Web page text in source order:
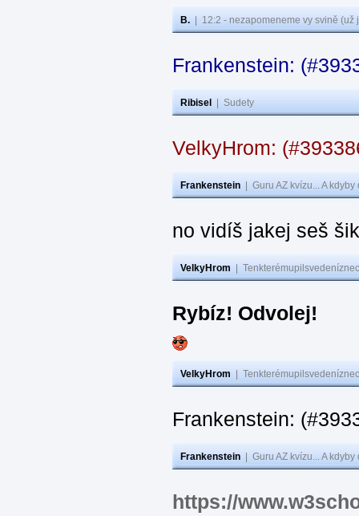
B. 12:2 - nezapomeneme vy svině
Frankenstein:
Ribisel Sudety
VelkyHrom:
Frankenstein Guru AZ kvízu... A
no vidíš jakej seš
VelkyHrom
Rybíz! Odvolej!
VelkyHrom
Frankenstein:
Frankenstein Guru AZ kvízu... A
https://